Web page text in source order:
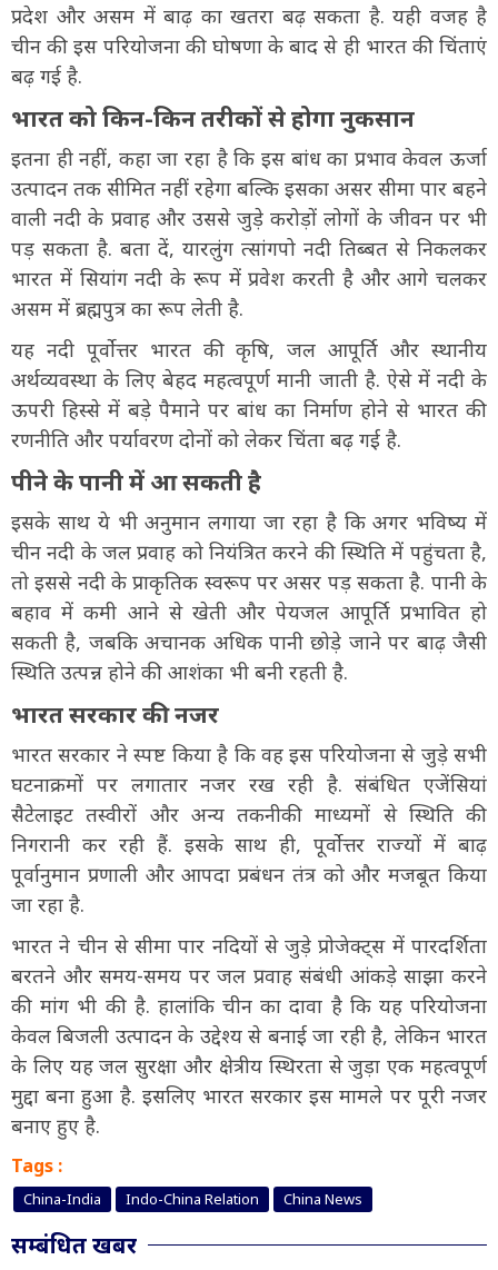
प्रदेश और असम में बाढ़ का खतरा बढ़ सकता है. यही वजह है
चीन की इस परियोजना की घोषणा के बाद से ही भारत की चिंताएं
बढ़ गई है.
भारत को किन-किन तरीकों से होगा नुकसान
इतना ही नहीं, कहा जा रहा है कि इस बांध का प्रभाव केवल ऊर्जा
उत्पादन तक सीमित नहीं रहेगा बल्कि इसका असर सीमा पार बहने
वाली नदी के प्रवाह और उससे जुड़े करोड़ों लोगों के जीवन पर भी
पड़ सकता है. बता दें, यारलुंग त्सांगपो नदी तिब्बत से निकलकर
भारत में सियांग नदी के रूप में प्रवेश करती है और आगे चलकर
असम में ब्रह्मपुत्र का रूप लेती है.
यह नदी पूर्वोत्तर भारत की कृषि, जल आपूर्ति और स्थानीय
अर्थव्यवस्था के लिए बेहद महत्वपूर्ण मानी जाती है. ऐसे में नदी के
ऊपरी हिस्से में बड़े पैमाने पर बांध का निर्माण होने से भारत की
रणनीति और पर्यावरण दोनों को लेकर चिंता बढ़ गई है.
पीने के पानी में आ सकती है
इसके साथ ये भी अनुमान लगाया जा रहा है कि अगर भविष्य में
चीन नदी के जल प्रवाह को नियंत्रित करने की स्थिति में पहुंचता है,
तो इससे नदी के प्राकृतिक स्वरूप पर असर पड़ सकता है. पानी के
बहाव में कमी आने से खेती और पेयजल आपूर्ति प्रभावित हो
सकती है, जबकि अचानक अधिक पानी छोड़े जाने पर बाढ़ जैसी
स्थिति उत्पन्न होने की आशंका भी बनी रहती है.
भारत सरकार की नजर
भारत सरकार ने स्पष्ट किया है कि वह इस परियोजना से जुड़े सभी
घटनाक्रमों पर लगातार नजर रख रही है. संबंधित एजेंसियां
सैटेलाइट तस्वीरों और अन्य तकनीकी माध्यमों से स्थिति की
निगरानी कर रही हैं. इसके साथ ही, पूर्वोत्तर राज्यों में बाढ़
पूर्वानुमान प्रणाली और आपदा प्रबंधन तंत्र को और मजबूत किया
जा रहा है.
भारत ने चीन से सीमा पार नदियों से जुड़े प्रोजेक्ट्स में पारदर्शिता
बरतने और समय-समय पर जल प्रवाह संबंधी आंकड़े साझा करने
की मांग भी की है. हालांकि चीन का दावा है कि यह परियोजना
केवल बिजली उत्पादन के उद्देश्य से बनाई जा रही है, लेकिन भारत
के लिए यह जल सुरक्षा और क्षेत्रीय स्थिरता से जुड़ा एक महत्वपूर्ण
मुद्दा बना हुआ है. इसलिए भारत सरकार इस मामले पर पूरी नजर
बनाए हुए है.
Tags :
China-India Indo-China Relation China News
सम्बंधित खबर